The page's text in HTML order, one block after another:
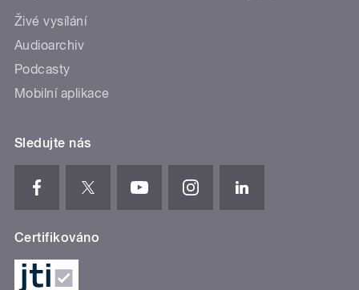
Živé vysílání
Audioarchiv
Podcasty
Mobilní aplikace
Sledujte nás
Certifikováno